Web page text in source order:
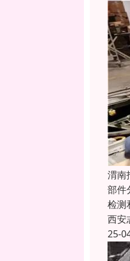
渭南
部件
检测
西安
25-